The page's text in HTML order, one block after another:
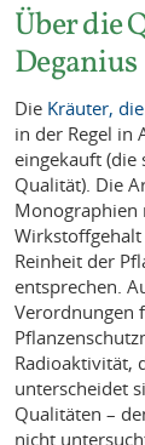
Über die
Deganius
Die Kräuter,
in der Regel in
eingekauft (die
Qualität). Die
Monographien
Reinheit der
entsprechen.
Verordnungen
Radioaktivität,
unterscheidet
Qualitäten –
nicht